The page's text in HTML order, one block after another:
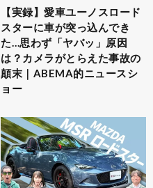
【実録】愛車ユーノスロード
スターに車が突っ込んでき
た…思わず「ヤバッ」原因
は？カメラがとらえた事故の
顛末｜ABEMA的ニュースシ
ョー